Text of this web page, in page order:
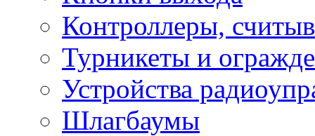
Контроллеры,
Турникеты и
Устройства
Шлагбаумы